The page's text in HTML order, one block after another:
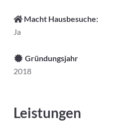
Macht Hausbesuche:
Ja
Gründungsjahr
2018
Leistungen